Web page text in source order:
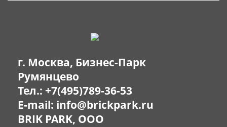
г. Москва, Бизнес-Парк
Румянцево
Тел.: +7(495)789-36-53
E-mail: info@brickpark.ru
BRIK PARK, OOO